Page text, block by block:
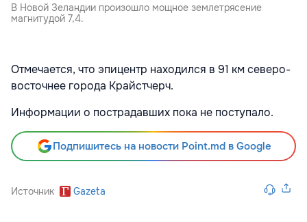
В Новой Зеландии произошло мощное землетрясение
магнитудой 7,4.
Отмечается, что эпицентр находился в 91 км северо-
восточнее города Крайстчерч.
Информации о пострадавших пока не поступало.
Подпишитесь на новости Point.md в Google
Источник Gazeta